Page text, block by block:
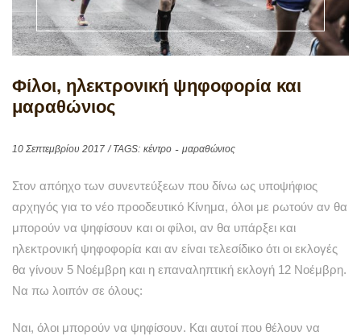
Φίλοι, ηλεκτρονική ψηφοφορία και
μαραθώνιος
10 Σεπτεμβρίου 2017 / TAGS: κέντρο μαραθώνιος
Στον απόηχο των συνεντεύξεων που δίνω ως υποψήφιος
αρχηγός για το νέο προοδευτικό Κίνημα, όλοι με ρωτούν αν θα
μπορούν να ψηφίσουν και οι φίλοι, αν θα υπάρξει και
ηλεκτρονική ψηφοφορία και αν είναι τελεσίδικο ότι οι εκλογές
θα γίνουν 5 Νοέμβρη και η επαναληπτική εκλογή 12 Νοέμβρη.
Να πω λοιπόν σε όλους:
Ναι, όλοι μπορούν να ψηφίσουν. Και αυτοί που θέλουν να